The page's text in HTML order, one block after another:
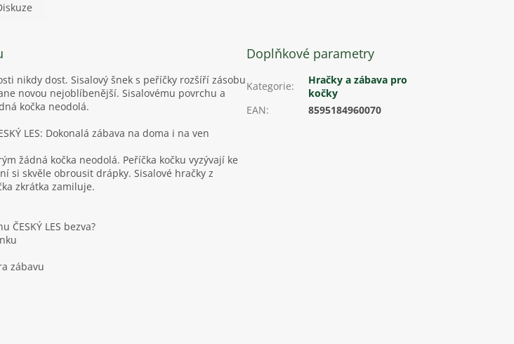
nikdy dost. Sisalový šnek s peříčky rozšíří zásobu
novou nejoblíbenější. Sisalovému povrchu a
kočka neodolá.
LES: Dokonalá zábava na doma i na ven
žádná kočka neodolá. Peříčka kočku vyzývají ke
si skvěle obrousit drápky. Sisalové hračky z
zkrátka zamiluje.
ČESKÝ LES bezva?
zábavu
Doplňkové parametry
Kategorie:
Hračky a zábava pro
kočky
EAN: 8595184960070